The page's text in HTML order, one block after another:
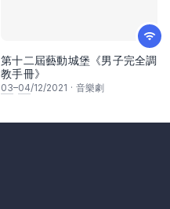
第十二屆藝動城堡《男子完全調
教手冊》
03–04/12/2021 · 音樂劇